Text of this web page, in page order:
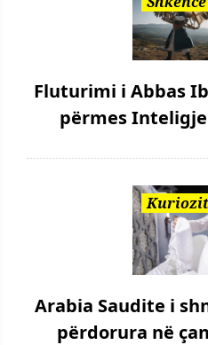
Fluturimi i Abbas
përmes
Arabia Saudite i
përdorura në